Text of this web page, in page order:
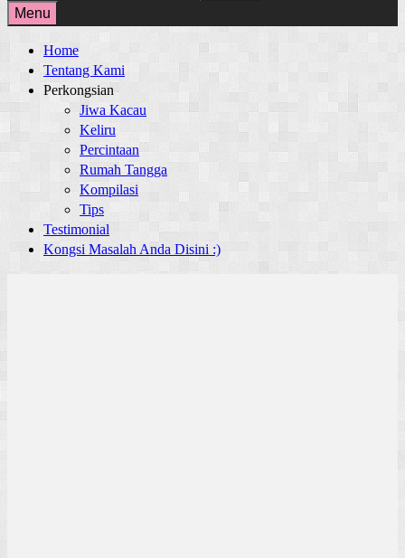
for:
Menu
Home
Tentang Kami
Perkongsian
Jiwa Kacau
Keliru
Percintaan
Rumah Tangga
Kompilasi
Tips
Testimonial
Kongsi Masalah Anda Disini :)